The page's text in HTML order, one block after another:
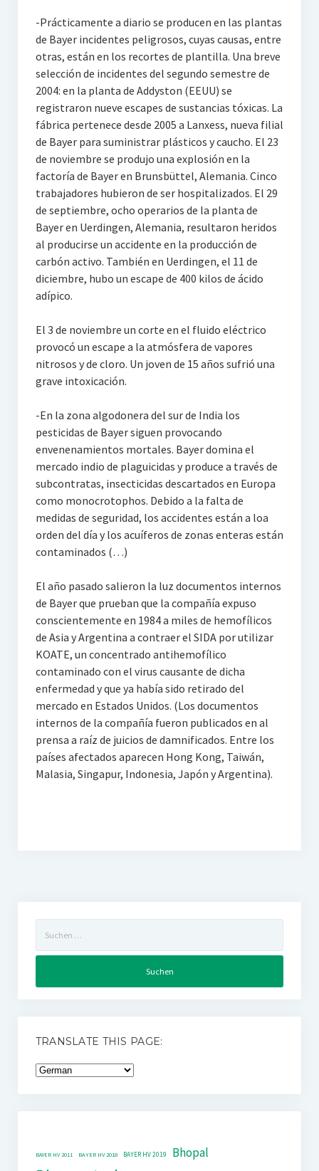
-Prácticamente a diario se producen en las plantas
de Bayer incidentes peligrosos, cuyas causas, entre
otras, están en los recortes de plantilla. Una breve
selección de incidentes del segundo semestre de
2004: en la planta de Addyston (EEUU) se
registraron nueve escapes de sustancias tóxicas. La
fábrica pertenece desde 2005 a Lanxess, nueva filial
de Bayer para suministrar plásticos y caucho. El 23
de noviembre se produjo una explosión en la
factoría de Bayer en Brunsbüttel, Alemania. Cinco
trabajadores hubieron de ser hospitalizados. El 29
de septiembre, ocho operarios de la planta de
Bayer en Uerdingen, Alemania, resultaron heridos
al producirse un accidente en la producción de
carbón activo. También en Uerdingen, el 11 de
diciembre, hubo un escape de 400 kilos de ácido
adípico.
El 3 de noviembre un corte en el fluido eléctrico
provocó un escape a la atmósfera de vapores
nitrosos y de cloro. Un joven de 15 años sufrió una
grave intoxicación.
-En la zona algodonera del sur de India los
pesticidas de Bayer siguen provocando
envenenamientos mortales. Bayer domina el
mercado indio de plaguicidas y produce a través de
subcontratas, insecticidas descartados en Europa
como monocrotophos. Debido a la falta de
medidas de seguridad, los accidentes están a loa
orden del día y los acuíferos de zonas enteras están
contaminados (…)
El año pasado salieron la luz documentos internos
de Bayer que prueban que la compañía expuso
conscientemente en 1984 a miles de hemofílicos
de Asia y Argentina a contraer el SIDA por utilizar
KOATE, un concentrado antihemofílico
contaminado con el virus causante de dicha
enfermedad y que ya había sido retirado del
mercado en Estados Unidos. (Los documentos
internos de la compañía fueron publicados en al
prensa a raíz de juicios de damnificados. Entre los
países afectados aparecen Hong Kong, Taiwán,
Malasia, Singapur, Indonesia, Japón y Argentina).
nach:
TRANSLATE THIS PAGE:
BAYER HV 2011 BAYER HV 2018 BAYER HV 2019 Bhopal